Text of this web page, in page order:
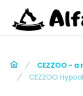
CEZZOO -
CEZZOO